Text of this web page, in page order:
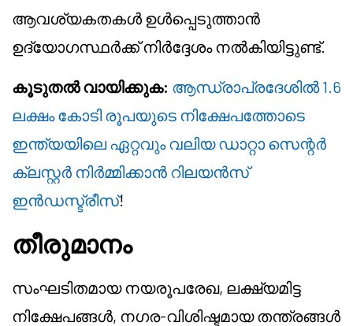
ആവശ്യകതകൾ ഉൾപ്പെടുത്താൻ
ഉദ്യോഗസ്ഥർക്ക് നിർദ്ദേശം നൽകിയിട്ടുണ്ട്.
കൂടുതൽ വായിക്കുക: ആന്ധ്രാപ്രദേശിൽ 1.6
ലക്ഷം കോടി രൂപയുടെ നിക്ഷേപത്തോടെ
ഇന്ത്യയിലെ ഏറ്റവും വലിയ ഡാറ്റാ സെന്റർ
ക്ലസ്റ്റർ നിർമ്മിക്കാൻ റിലയൻസ്
ഇൻഡസ്ട്രീസ്!
തീരുമാനം
സംഘടിതമായ നയരൂപരേഖ, ലക്ഷ്യമിട്ട
നിക്ഷേപങ്ങൾ, നഗര-വിശിഷ്ടമായ തന്ത്രങ്ങൾ